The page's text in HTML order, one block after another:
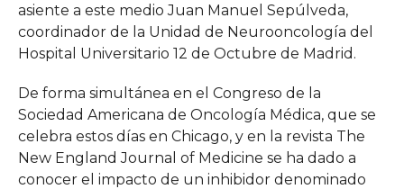
asiente a este medio Juan Manuel Sepúlveda,
coordinador de la Unidad de Neurooncología del
Hospital Universitario 12 de Octubre de Madrid.
De forma simultánea en el Congreso de la
Sociedad Americana de Oncología Médica, que se
celebra estos días en Chicago, y en la revista The
New England Journal of Medicine se ha dado a
conocer el impacto de un inhibidor denominado